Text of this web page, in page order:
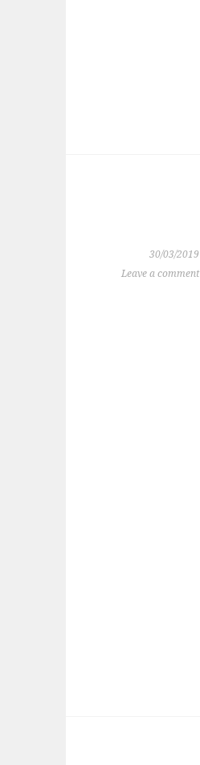
30/03/2019
Leave a comment